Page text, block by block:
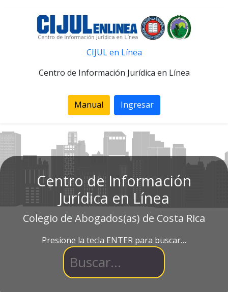
CIJUL en Línea
Centro de Información Jurídica en Línea
Manual Ingresar
Centro de Información
Jurídica en Línea
Colegio de Abogados(as) de Costa Rica
Presione la tecla ENTER para buscar…